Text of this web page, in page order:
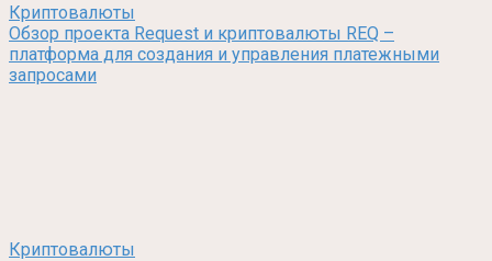
Криптовалюты
Обзор проекта Request и криптовалюты REQ –
платформа для создания и управления платежными
запросами
Криптовалюты